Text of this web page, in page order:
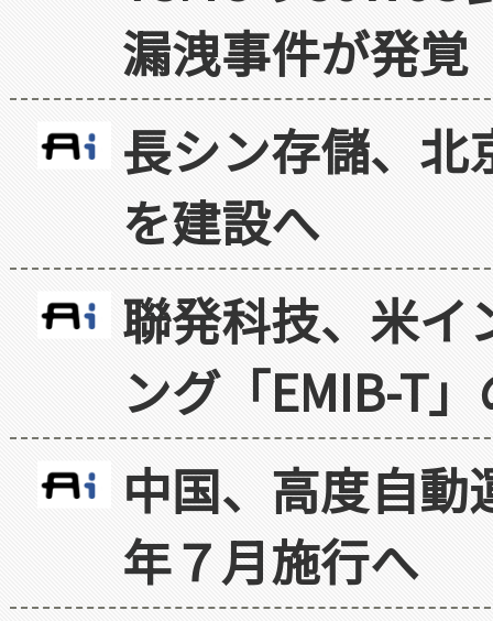
漏洩事件が発覚
長シン存儲、北
を建設へ
聯発科技、米イ
ング「EMIB-T
中国、高度自
年７月施行へ